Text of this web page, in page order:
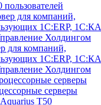
пользователей
для компаний,
1C:ERP, 1С:КА
Холдингом
серверы
Aquarius T50